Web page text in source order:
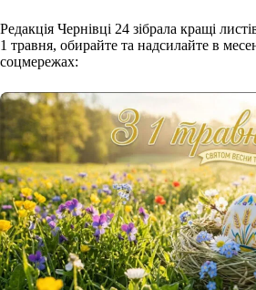
Редакція Чернівці 24 зібрала кращі
1 травня, обирайте та надсилайте в
соцмережах: